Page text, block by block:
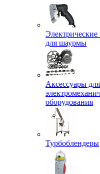
для шаурмы
Аксессуары для
оборудования
Турбоблендеры